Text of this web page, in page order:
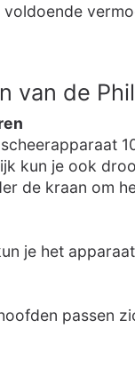
van de
kun je ook
de kraan om
je het
passen